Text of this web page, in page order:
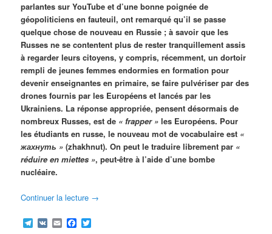
parlantes sur YouTube et d’une bonne poignée de
géopoliticiens en fauteuil, ont remarqué qu’il se passe
quelque chose de nouveau en Russie ; à savoir que les
Russes ne se contentent plus de rester tranquillement assis
à regarder leurs citoyens, y compris, récemment, un dortoir
rempli de jeunes femmes endormies en formation pour
devenir enseignantes en primaire, se faire pulvériser par des
drones fournis par les Européens et lancés par les
Ukrainiens. La réponse appropriée, pensent désormais de
nombreux Russes, est de « frapper » les Européens. Pour
les étudiants en russe, le nouveau mot de vocabulaire est «
жахнуть » (zhakhnut). On peut le traduire librement par «
réduire en miettes », peut-être à l’aide d’une bombe
nucléaire.
Continuer la lecture →
Telegram
VK EmailFacebook